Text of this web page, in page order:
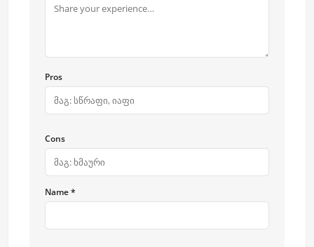
Pros
Cons
Name *